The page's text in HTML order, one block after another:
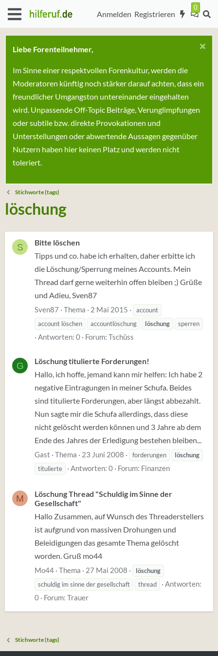
Anmelden Registrieren
Liebe Forenteilnehmer,
Im Sinne einer respektvollen Forenkultur, werden die
Moderatoren künftig noch stärker darauf achten, dass ein
freundlicher Umgangston untereinander eingehalten
wird. Unpassende Off-Topic Beiträge, Verunglimpfungen
oder subtile bzw. direkte Provokationen und
Unterstellungen oder abwertende Aussagen gegenüber
Nutzern haben hier keinen Platz und werden nicht
toleriert.
Stichworte (tags)
löschung
S
Bitte löschen
Tipps und co. habe ich erhalten, daher erbitte ich
die Löschung/Sperrung meines Accounts. Mein
Thread darf gerne weiterhin offen bleiben ;) Grüße
und Adieu, Sven87
Sven87 Thema 2 Mai 2015
account
account löschen
accountlöschung löschung sperren
Antworten: 0 Forum: Tschüss
G
Löschung titulierte Forderungen!
Hallo, ich hoffe, jemand kann mir helfen: Ich habe 2
negative Eintragungen in meiner Schufa. Beides
sind titulierte Forderungen, aber längst abbezahlt.
Nun sagte mir die Schufa allerdings, dass diese
nicht gelöscht werden können und 3 Jahre ab dem
Ende des Jahres der Erledigung bestehen bleiben...
Gast Thema 23 Juni 2008 forderungen
löschung
titulierte
Antworten: 0 Forum: Finanzen
M
Löschung Thread "Schuldig im Sinne der
Gesellschaft"
Hallo Zusammen, auf Wunsch des Threaderstellers
ist aufgrund von massiven Drohungen und
Beleidigungen das gesamte Thema gelöscht
worden. Gruß mo44
Mo44 Thema 27 Mai 2008
löschung
schuldig im sinne der gesellschaft
thread
Antworten:
0
Forum: Trauer
Stichworte (tags)